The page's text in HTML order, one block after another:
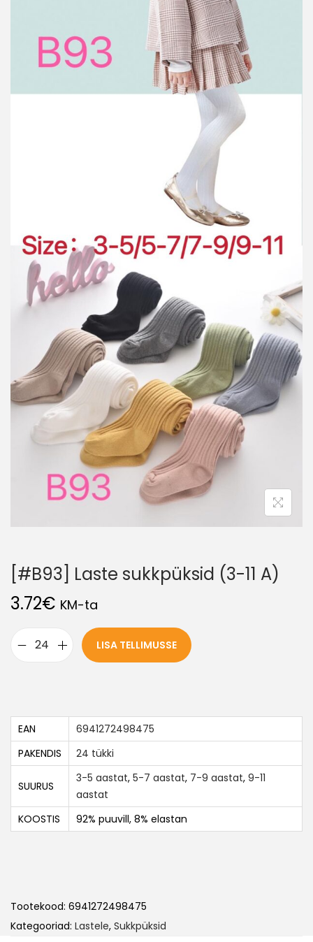
[#B93] Laste sukkpüksid (3-11 A)
3.72€ KM-ta
LISA TELLIMUSSE
EAN
6941272498475
PAKENDIS
24 tükki
SUURUS
3-5 aastat, 5-7 aastat, 7-9 aastat, 9-11
aastat
KOOSTIS
92% puuvill, 8% elastan
Tootekood: 6941272498475
Kategooriad: Lastele, Sukkpüksid